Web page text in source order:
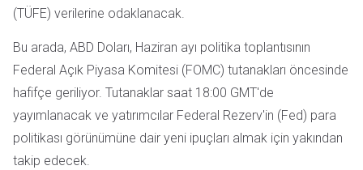
(TÜFE) verilerine odaklanacak.
Bu arada, ABD Doları, Haziran ayı politika toplantısının
Federal Açık Piyasa Komitesi (FOMC) tutanakları öncesinde
hafifçe geriliyor. Tutanaklar saat 18:00 GMT'de
yayımlanacak ve yatırımcılar Federal Rezerv'in (Fed) para
politikası görünümüne dair yeni ipuçları almak için yakından
takip edecek.